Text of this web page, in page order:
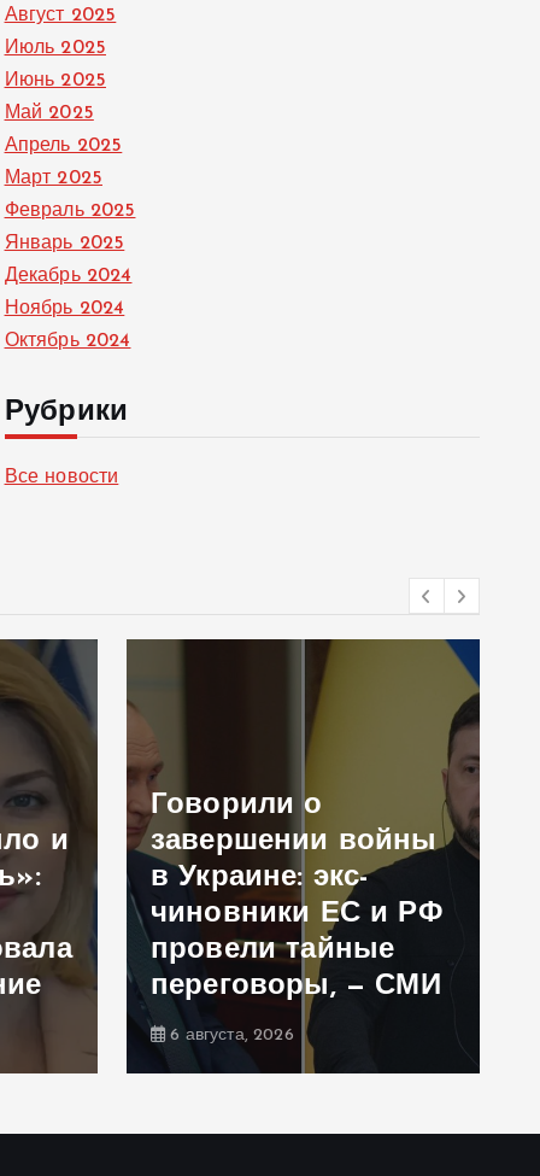
Август 2025
Июль 2025
Июнь 2025
Май 2025
Апрель 2025
Март 2025
Февраль 2025
Январь 2025
Декабрь 2024
Ноябрь 2024
Октябрь 2024
Рубрики
Все новости
и
Говорили о
завершении войны
в Украине: экс-
чиновники ЕС и РФ
провели тайные
переговоры, — СМИ
6 августа, 2026